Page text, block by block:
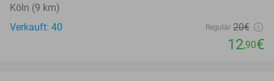
Köln (9 km)
Verkauft: 40
Regulär 20€
12,90€